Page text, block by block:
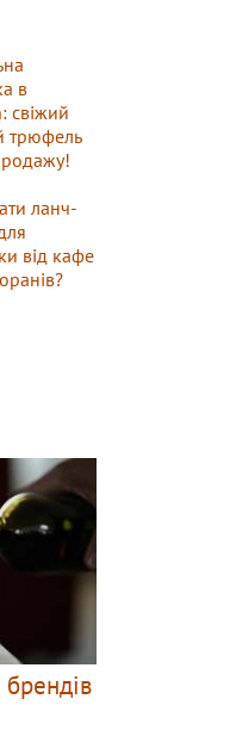
в
свіжий
трюфель
ланч-
від кафе
брендів